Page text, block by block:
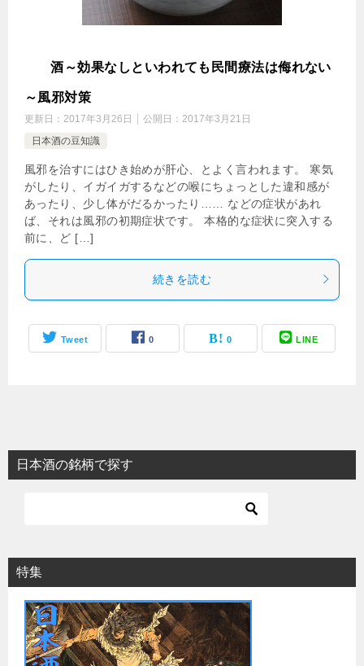
卵酒～効果なしといわれても民間療法は侮れない
～風邪対策
更新日： 2017年3月26日 公開日： 2017年3月21日
日本酒の豆知識
風邪を治すにはひき始めが肝心、とよく言われます。 寒気
がしたり、イガイガするなどの喉にちょっとした違和感が
あったり、少し体がだるかったり…… などの症状があれ
ば、それは風邪の初期症状です。 本格的な症状に突入する
前に、ど […]
続きを読む
Tweet 0 0 LINE
日本酒の銘柄で探す
特集